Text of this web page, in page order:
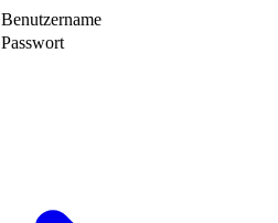
Benutzername
Passwort